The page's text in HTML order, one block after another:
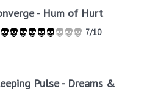
- Hum of Hurt
7/10
Pulse - Dreams &